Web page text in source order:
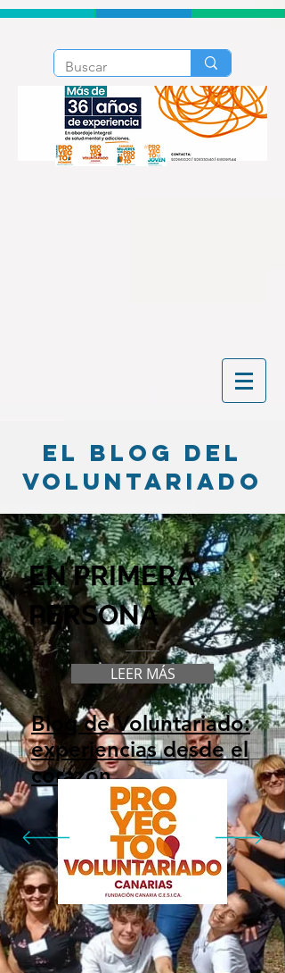
el blog del
voluntariado
EN PRIMERA
PERSONA
LEER MÁS
Blog de Voluntariado:
experiencias desde el
corazón